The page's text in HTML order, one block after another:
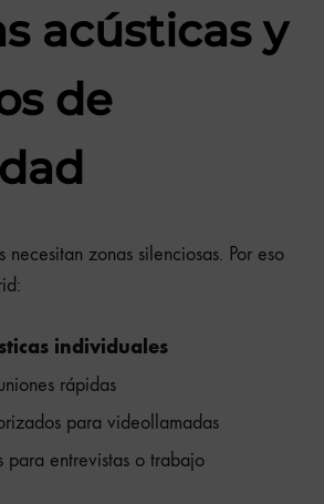
acústicas y
de
necesitan zonas silenciosas. Por eso
individuales
rápidas
para videollamadas
para entrevistas o trabajo